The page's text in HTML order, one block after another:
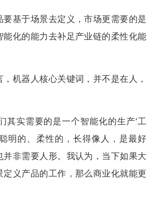
基于场景去定义，市场更需要的是
能化的能力去补足产业链的柔性化能
机器人核心关键词，并不是在人，
其实需要的是一个智能化的生产‘工
明的、柔性的，长得像人，是最好
并非需要人形。我认为，当下如果大
定义产品的工作，那么商业化就能更